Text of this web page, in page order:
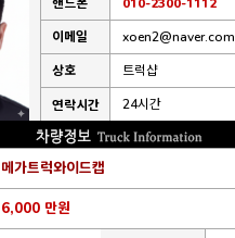
이메일 xoen2@naver.com
상호 트럭샵
연락시간 24시간
메가트럭와이드캡
6,000 만원